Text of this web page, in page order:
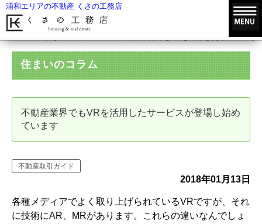
浦和エリアの不動産 くさの工務店
不動産業界でもVRを活用したサービスが
住まいのコラム
不動産業界でもVRを活用したサービスが登場し始め
ています
不動産取引ガイド
2018年01月13日
各種メディアでよく取り上げられているVRですが、それ
に技術にAR、MRがあります。これらの違いなんでしょ